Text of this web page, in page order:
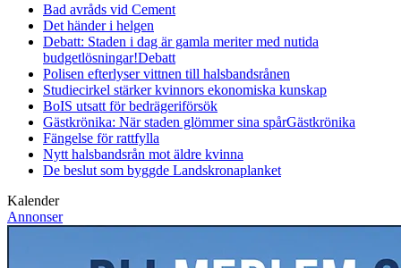
Bad avråds vid Cement
Det händer i helgen
Debatt: Staden i dag är gamla meriter med nutida
budgetlösningar!Debatt
Polisen efterlyser vittnen till halsbandsrånen
Studiecirkel stärker kvinnors ekonomiska kunskap
BoIS utsatt för bedrägeriförsök
Gästkrönika: När staden glömmer sina spårGästkrönika
Fängelse för rattfylla
Nytt halsbandsrån mot äldre kvinna
De beslut som byggde Landskronaplanket
Kalender
Annonser